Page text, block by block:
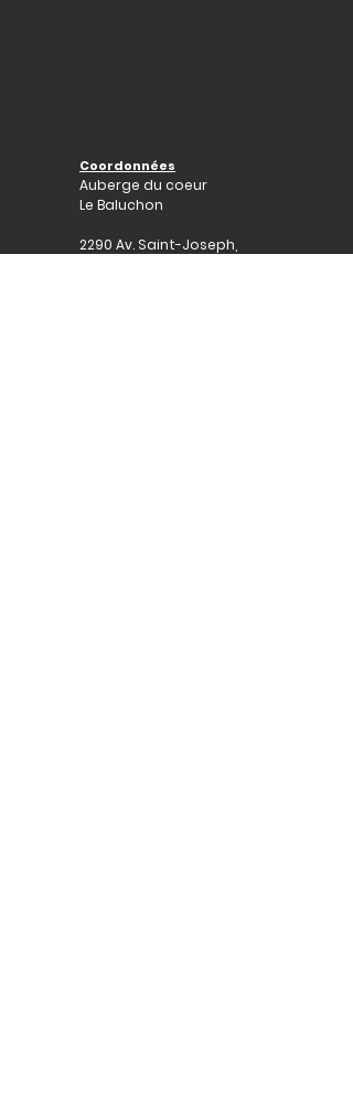
Coordonnées
Auberge du coeur
Le Baluchon
2290 Av. Saint-Joseph,